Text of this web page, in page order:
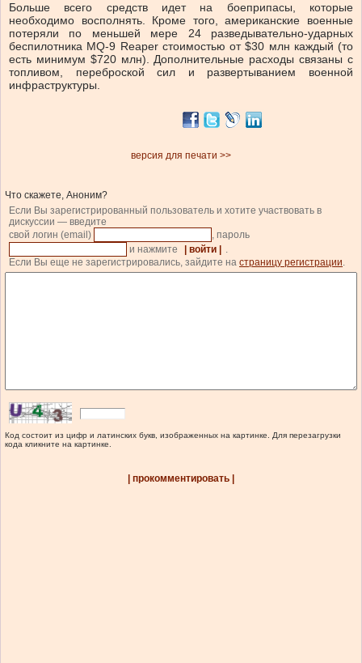
Больше всего средств идет на боеприпасы, которые
необходимо восполнять. Кроме того, американские военные
потеряли по меньшей мере 24 разведывательно-ударных
беспилотника MQ-9 Reaper стоимостью от $30 млн каждый (то
есть минимум $720 млн). Дополнительные расходы связаны с
топливом, переброской сил и развертыванием военной
инфраструктуры.
версия для печати >>
Что скажете, Аноним?
Если Вы зарегистрированный пользователь и хотите участвовать в
дискуссии — введите
свой логин (email)
, пароль
и нажмите
| войти |
.
Если Вы еще не зарегистрировались, зайдите на страницу регистрации.
Код состоит из цифр и латинских букв, изображенных на картинке. Для перезагрузки
кода кликните на картинке.
| прокомментировать |